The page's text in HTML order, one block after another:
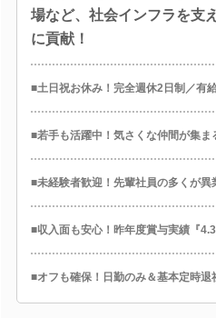
場など、社会インフラを支
に貢献！
■土日祝お休み！完全週休2日制／有
■若手も活躍中！気さくな仲間が集ま
■未経験者歓迎！先輩社員の多くが異
■収入面も安心！昨年度賞与実績『
■オフも確保！日勤のみ＆基本定時退